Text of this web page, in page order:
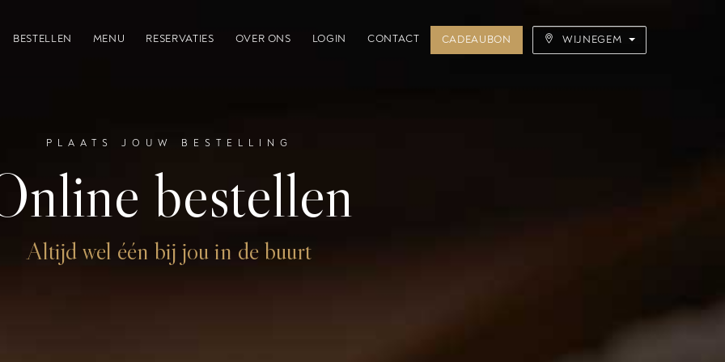
BESTELLEN MENU RESERVATIES OVER ONS LOGIN CONTACT CADEAUBON WIJNEGEM
PLAATS JOUW BESTELLING
bestellen
Altijd wel één bij jou in de buurt